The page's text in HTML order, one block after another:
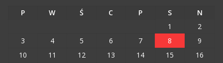
P W Ś C P S
N
1
2
3
4 5 6 7 8
9
10
11 12 13 14 15 16